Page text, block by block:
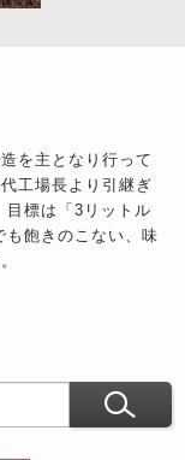
を主となり行って
工場長より引継ぎ
目標は「3リットル
飽きのこない、味